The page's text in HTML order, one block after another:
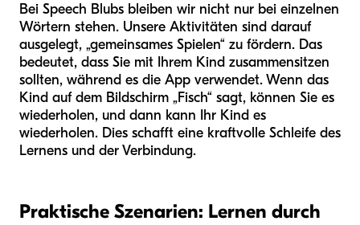
Bei Speech Blubs bleiben wir nicht nur bei einzelnen
Wörtern stehen. Unsere Aktivitäten sind darauf
ausgelegt, „gemeinsames Spielen“ zu fördern. Das
bedeutet, dass Sie mit Ihrem Kind zusammensitzen
sollten, während es die App verwendet. Wenn das
Kind auf dem Bildschirm „Fisch“ sagt, können Sie es
wiederholen, und dann kann Ihr Kind es
wiederholen. Dies schafft eine kraftvolle Schleife des
Lernens und der Verbindung.
Praktische Szenarien: Lernen durch